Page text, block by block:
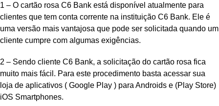
1 – O cartão rosa C6 Bank está disponível atualmente para
clientes que tem conta corrente na instituição C6 Bank. Ele é
uma versão mais vantajosa que pode ser solicitada quando um
cliente cumpre com algumas exigências.
2 – Sendo cliente C6 Bank, a solicitação do cartão rosa fica
muito mais fácil. Para este procedimento basta acessar sua
loja de aplicativos ( Google Play ) para Androids e (Play Store)
iOS Smartphones.